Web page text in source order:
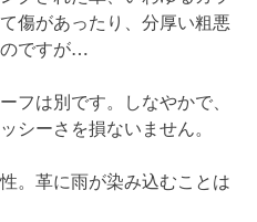
傷があったり、分厚い粗悪
ですが…
フは別です。しなやかで、
シーさを損ないません。
。革に雨が染み込むことは